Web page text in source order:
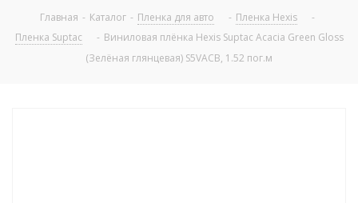
Главная - Каталог - Пленка для авто - Пленка Hexis
-
Пленка Suptac
- Виниловая плёнка Hexis Suptac Acacia Green Gloss
(Зелёная глянцевая) S5VACB, 1.52 пог.м